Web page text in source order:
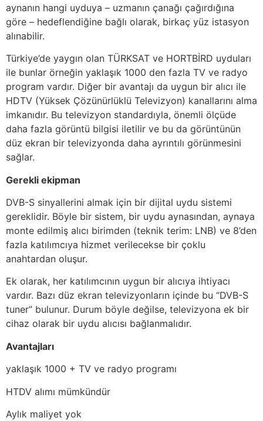
aynanın hangi uyduya – uzmanın çanağı çağırdığına
göre – hedeflendiğine bağlı olarak, birkaç yüz istasyon
alınabilir.
Türkiye’de yaygın olan TÜRKSAT ve HORTBİRD uyduları
ile bunlar örneğin yaklaşık 1000 den fazla TV ve radyo
program vardır. Diğer bir avantajı da uygun bir alıcı ile
HDTV (Yüksek Çözünürlüklü Televizyon) kanallarını alma
imkanıdır. Bu televizyon standardıyla, önemli ölçüde
daha fazla görüntü bilgisi iletilir ve bu da görüntünün
düz ekran bir televizyonda daha ayrıntılı görünmesini
sağlar.
Gerekli ekipman
DVB-S sinyallerini almak için bir dijital uydu sistemi
gereklidir. Böyle bir sistem, bir uydu aynasından, aynaya
monte edilmiş alıcı birimden (teknik terim: LNB) ve 8’den
fazla katılımcıya hizmet verilecekse bir çoklu
anahtardan oluşur.
Ek olarak, her katılımcının uygun bir alıcıya ihtiyacı
vardır. Bazı düz ekran televizyonların içinde bu “DVB-S
tuner” bulunur. Durum böyle değilse, televizyona ek bir
cihaz olarak bir uydu alıcısı bağlanmalıdır.
Avantajları
yaklaşık 1000 + TV ve radyo programı
HTDV alımı mümkündür
Aylık maliyet yok